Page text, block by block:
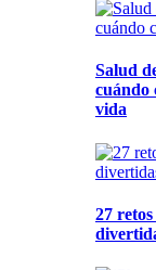
Salud
cuándo
vida
27